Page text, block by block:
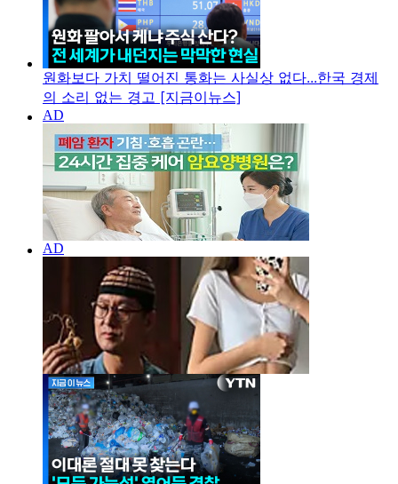
원화보다 가치 떨어진 통화는 사실상 없다...한국 경제
의 소리 없는 경고 [지금이뉴스]